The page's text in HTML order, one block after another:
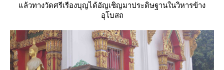
ล้วทางวัดศรีเรืองบุญได้อัญเชิญมาประดิษฐานในวิหารข้าง
อุโบสถ